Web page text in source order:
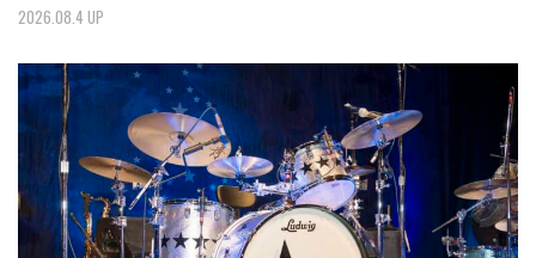
2026.08.4 UP